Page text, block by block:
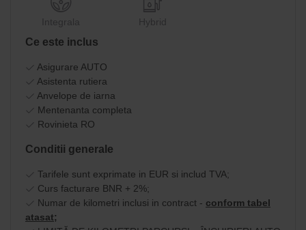
Integrala Hybrid
Ce este inclus
Asigurare AUTO
Asistenta rutiera
Anvelope de iarna
Mentenanta completa
Rovinieta RO
Conditii generale
Tarifele sunt exprimate in EUR si includ TVA;
Curs facturare BNR + 2%;
Numar de kilometri inclusi in contract - conform tabel
atasat;